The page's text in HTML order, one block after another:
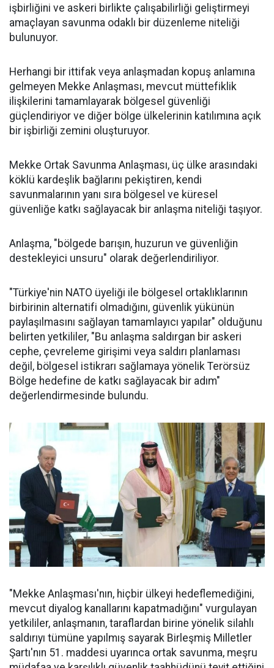
işbirliğini ve askeri birlikte çalışabilirliği geliştirmeyi
amaçlayan savunma odaklı bir düzenleme niteliği
bulunuyor.
Herhangi bir ittifak veya anlaşmadan kopuş anlamına
gelmeyen Mekke Anlaşması, mevcut müttefiklik
ilişkilerini tamamlayarak bölgesel güvenliği
güçlendiriyor ve diğer bölge ülkelerinin katılımına açık
bir işbirliği zemini oluşturuyor.
Mekke Ortak Savunma Anlaşması, üç ülke arasındaki
köklü kardeşlik bağlarını pekiştiren, kendi
savunmalarının yanı sıra bölgesel ve küresel
güvenliğe katkı sağlayacak bir anlaşma niteliği taşıyor.
Anlaşma, "bölgede barışın, huzurun ve güvenliğin
destekleyici unsuru" olarak değerlendiriliyor.
"Türkiye'nin NATO üyeliği ile bölgesel ortaklıklarının
birbirinin alternatifi olmadığını, güvenlik yükünün
paylaşılmasını sağlayan tamamlayıcı yapılar" olduğunu
belirten yetkililer, "Bu anlaşma saldırgan bir askeri
cephe, çevreleme girişimi veya saldırı planlaması
değil, bölgesel istikrarı sağlamaya yönelik Terörsüz
Bölge hedefine de katkı sağlayacak bir adım"
değerlendirmesinde bulundu.
"Mekke Anlaşması'nın, hiçbir ülkeyi hedeflemediğini,
mevcut diyalog kanallarını kapatmadığını" vurgulayan
yetkililer, anlaşmanın, taraflardan birine yönelik silahlı
saldırıyı tümüne yapılmış sayarak Birleşmiş Milletler
Şartı'nın 51. maddesi uyarınca ortak savunma, meşru